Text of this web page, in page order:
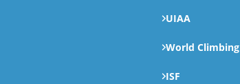
UIAA
World Climbing
ISF